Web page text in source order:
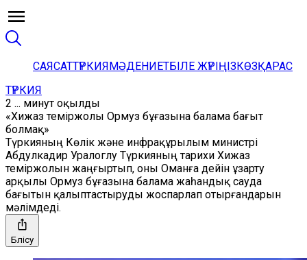
САЯСАТТҮРКИЯМӘДЕНИЕТБІЛЕ ЖҮРІҢІЗКӨЗҚАРАС
ТҮРКИЯ
2 ... минут оқылды
«Хижаз теміржолы Ормуз бұғазына балама бағыт
болмақ»
Түркияның Көлік және инфрақұрылым министрі
Абдулкадир Уралоглу Түркияның тарихи Хижаз
теміржолын жаңғыртып, оны Оманға дейін ұзарту
арқылы Ормуз бұғазына балама жаһандық сауда
бағытын қалыптастыруды жоспарлап отырғандарын
мәлімдеді.
Бөлісу